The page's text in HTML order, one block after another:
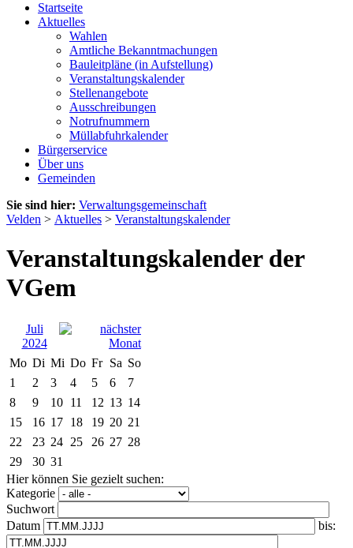
Startseite
Aktuelles
Wahlen
Amtliche Bekanntmachungen
Bauleitpläne (in Aufstellung)
Veranstaltungskalender
Stellenangebote
Ausschreibungen
Notrufnummern
Müllabfuhrkalender
Bürgerservice
Über uns
Gemeinden
Sie sind hier: Verwaltungsgemeinschaft
Velden > Aktuelles > Veranstaltungskalender
Veranstaltungskalender der
VGem
Juli
2024
Mo Di Mi Do Fr Sa So
1
2 3 4 5 6
7
8
9 10 11 12 13 14
15
16 17 18 19 20 21
22
23 24 25 26 27 28
29
30 31
Hier können Sie gezielt suchen:
Kategorie
Suchwort
Datum
bis: